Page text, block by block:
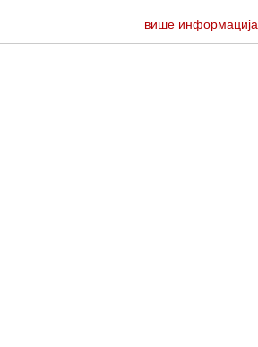
више информација